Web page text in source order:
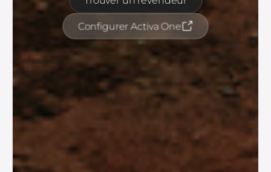
Configurer Activa One